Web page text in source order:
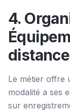
4.
Le métier offre
modalité a ses
sur